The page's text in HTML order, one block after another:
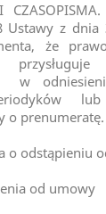
Ustawy z
że
w
o prenumeratę.
o odstąpieniu
od umowy